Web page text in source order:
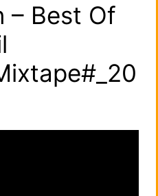
– Best Of